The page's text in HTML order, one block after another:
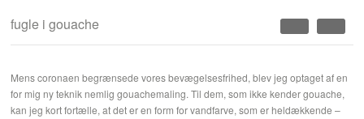
fugle i gouache
Mens coronaen begrænsede vores bevægelsesfrihed, blev jeg optaget af en
for mig ny teknik nemlig gouachemaling. Til dem, som ikke kender gouache,
kan jeg kort fortælle, at det er en form for vandfarve, som er heldækkende –